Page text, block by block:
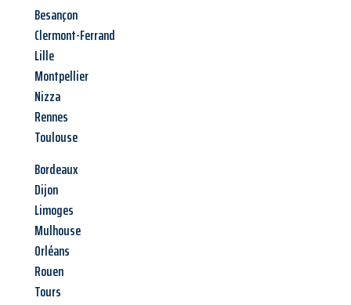
Besançon
Clermont-Ferrand
Lille
Montpellier
Nizza
Rennes
Toulouse
Bordeaux
Dijon
Limoges
Mulhouse
Orléans
Rouen
Tours